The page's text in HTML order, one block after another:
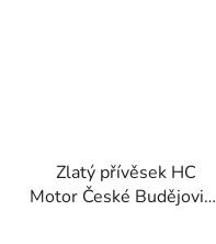
Zlatý přívěsek HC
Motor České Budějovice